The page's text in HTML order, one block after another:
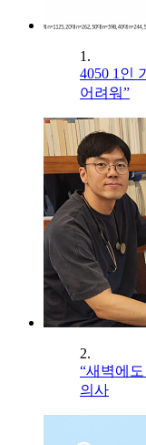
1.
4050 1인
어려워”
2.
“새벽에
의사